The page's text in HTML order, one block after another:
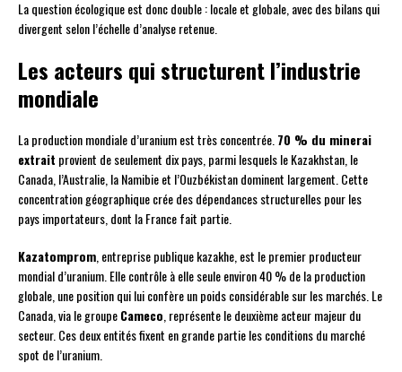
La question écologique est donc double : locale et globale, avec des bilans qui
divergent selon l’échelle d’analyse retenue.
Les acteurs qui structurent l’industrie
mondiale
La production mondiale d’uranium est très concentrée.70 % du minerai
extrait provient de seulement dix pays, parmi lesquels le Kazakhstan, le
Canada, l’Australie, la Namibie et l’Ouzbékistan dominent largement. Cette
concentration géographique crée des dépendances structurelles pour les
pays importateurs, dont la France fait partie.
Kazatomprom, entreprise publique kazakhe, est le premier producteur
mondial d’uranium. Elle contrôle à elle seule environ 40 % de la production
globale, une position qui lui confère un poids considérable sur les marchés. Le
Canada, via le groupeCameco, représente le deuxième acteur majeur du
secteur. Ces deux entités fixent en grande partie les conditions du marché
spot de l’uranium.